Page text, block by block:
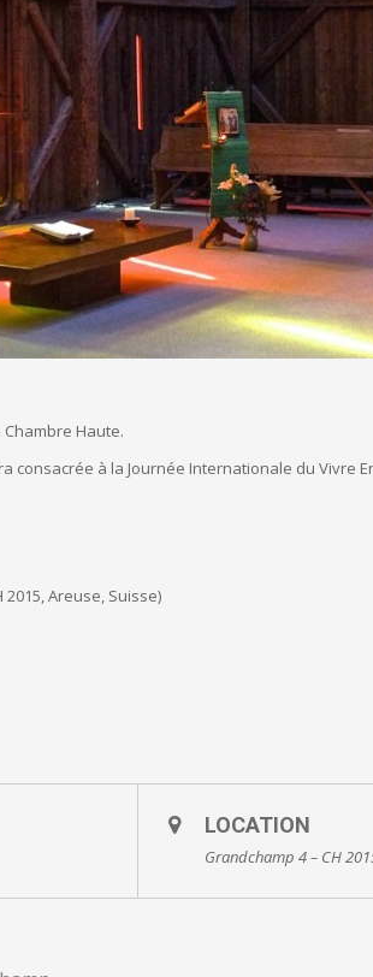
Haute.
consacrée à la Journée Internationale du Vivre
2015, Areuse, Suisse)
LOCATION
Grandchamp 4 – CH